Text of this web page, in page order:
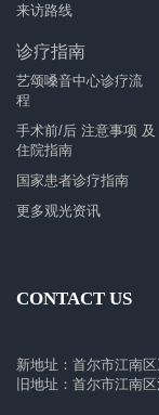
来访路线
诊疗指南
艺颂嗓音中心诊疗流
程
手术前/后 注意事项 及
住院指南
国家患者诊疗指南
更多观光资讯
CONTACT US
新地址：首尔市江南
旧地址：首尔市江南